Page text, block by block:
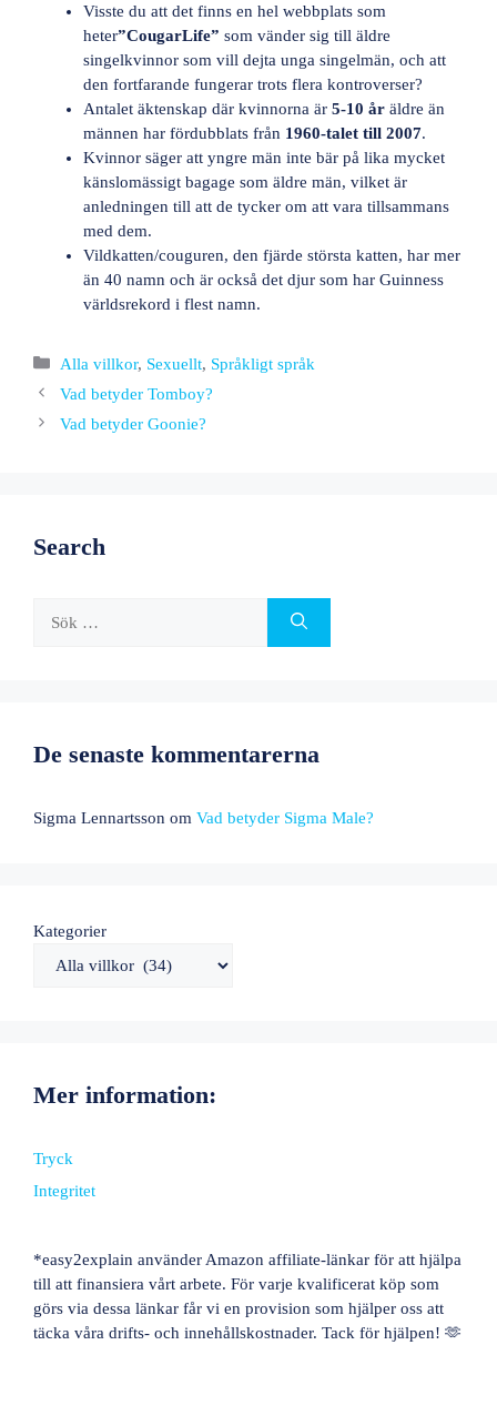
Visste du att det finns en hel webbplats som
heter”CougarLife” som vänder sig till äldre
singelkvinnor som vill dejta unga singelmän, och att
den fortfarande fungerar trots flera kontroverser?
Antalet äktenskap där kvinnorna är 5-10 år äldre än
männen har fördubblats från 1960-talet till 2007.
Kvinnor säger att yngre män inte bär på lika mycket
känslomässigt bagage som äldre män, vilket är
anledningen till att de tycker om att vara tillsammans
med dem.
Vildkatten/couguren, den fjärde största katten, har mer
än 40 namn och är också det djur som har Guinness
världsrekord i flest namn.
Kategorier
Alla villkor, Sexuellt, Språkligt språk
Vad betyder Tomboy?
Vad betyder Goonie?
Search
efter:
De senaste kommentarerna
Sigma Lennartsson om Vad betyder Sigma Male?
Kategorier
Mer information:
Tryck
Integritet
*easy2explain använder Amazon affiliate-länkar för att hjälpa
till att finansiera vårt arbete. För varje kvalificerat köp som
görs via dessa länkar får vi en provision som hjälper oss att
täcka våra drifts- och innehållskostnader. Tack för hjälpen! 🫶